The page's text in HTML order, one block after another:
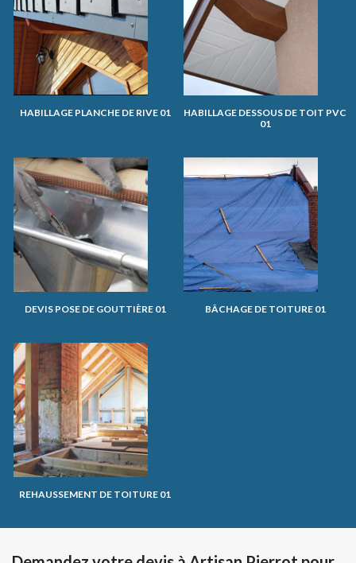
HABILLAGE PLANCHE DE RIVE 01
HABILLAGE DESSOUS DE TOIT PVC
01
DEVIS POSE DE GOUTTIÈRE 01 BÂCHAGE DE TOITURE 01
REHAUSSEMENT DE TOITURE 01